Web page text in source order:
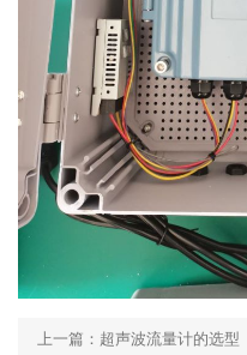
上一篇：超声波流量计的选型